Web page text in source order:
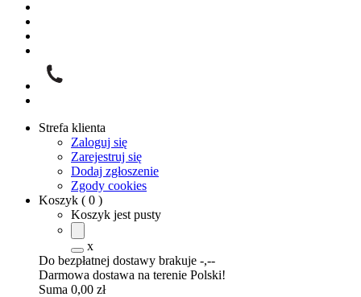
Strefa klienta
Zaloguj się
Zarejestruj się
Dodaj zgłoszenie
Zgody cookies
Koszyk ( 0 )
Koszyk jest pusty
x
Do bezpłatnej dostawy brakuje -,--
Darmowa dostawa na terenie Polski!
Suma 0,00 zł